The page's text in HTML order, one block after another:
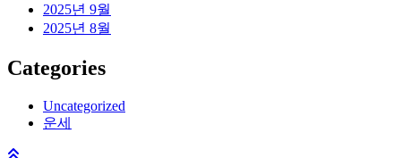
2025년 9월
2025년 8월
Categories
Uncategorized
운세